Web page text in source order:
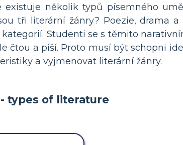
několik typů písemného
tři literární žánry? Poezie, drama a
Studenti se s těmito
čtou a píší. Proto musí být schopni
a vyjmenovat literární žánry.